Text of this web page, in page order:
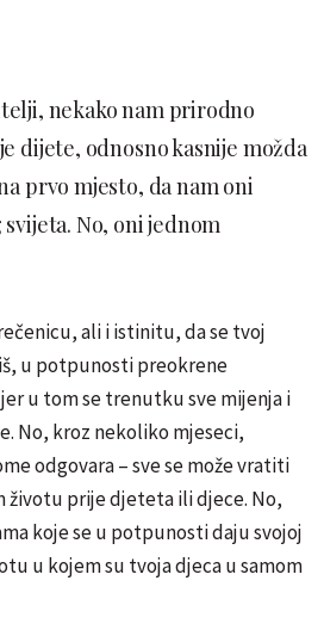
nekako nam prirodno
dijete, odnosno kasnije možda
prvo mjesto, da nam oni
No, oni jednom
ali i istinitu, da se tvoj
u potpunosti preokrene
u tom se trenutku sve mijenja i
No, kroz nekoliko mjeseci,
odgovara – sve se može vratiti
životu prije djeteta ili djece. No,
koje se u potpunosti daju svojoj
u kojem su tvoja djeca u samom